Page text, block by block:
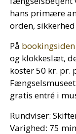
hans primære
orden,
På bookingsiden
og klokkeslæt,
koster 50 kr. pr.
gratis entré i
Rundviser:
Varighed: 75